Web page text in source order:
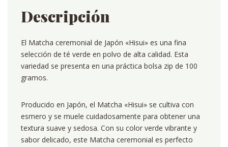
Descripción
El Matcha ceremonial de Japón «Hisui» es una fina
selección de té verde en polvo de alta calidad. Esta
variedad se presenta en una práctica bolsa zip de 100
gramos.
Producido en Japón, el Matcha «Hisui» se cultiva con
esmero y se muele cuidadosamente para obtener una
textura suave y sedosa. Con su color verde vibrante y
sabor delicado, este Matcha ceremonial es perfecto